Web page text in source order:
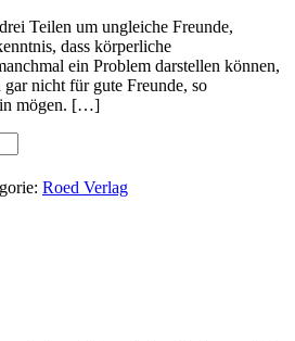
Teilen um ungleiche Freunde,
dass körperliche
ein Problem darstellen können,
nicht für gute Freunde, so
mögen. […]
Roed Verlag